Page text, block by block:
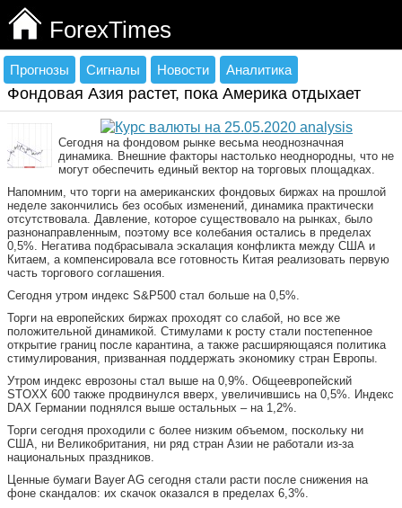
ForexTimes
Прогнозы Сигналы Новости Аналитика
Фондовая Азия растет, пока Америка отдыхает
Сегодня на фондовом рынке весьма неоднозначная
динамика. Внешние факторы настолько неоднородны, что не
могут обеспечить единый вектор на торговых площадках.
Напомним, что торги на американских фондовых биржах на прошлой
неделе закончились без особых изменений, динамика практически
отсутствовала. Давление, которое существовало на рынках, было
разнонаправленным, поэтому все колебания остались в пределах
0,5%. Негатива подбрасывала эскалация конфликта между США и
Китаем, а компенсировала все готовность Китая реализовать первую
часть торгового соглашения.
Сегодня утром индекс S&P500 стал больше на 0,5%.
Торги на европейских биржах проходят со слабой, но все же
положительной динамикой. Стимулами к росту стали постепенное
открытие границ после карантина, а также расширяющаяся политика
стимулирования, призванная поддержать экономику стран Европы.
Утром индекс еврозоны стал выше на 0,9%. Общеевропейский
STOXX 600 также продвинулся вверх, увеличившись на 0,5%. Индекс
DAX Германии поднялся выше остальных – на 1,2%.
Торги сегодня проходили с более низким объемом, поскольку ни
США, ни Великобритания, ни ряд стран Азии не работали из-за
национальных праздников.
Ценные бумаги Bayer AG сегодня стали расти после снижения на
фоне скандалов: их скачок оказался в пределах 6,3%.